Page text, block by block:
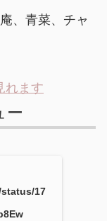
、青菜、チャ
れます
ー
17